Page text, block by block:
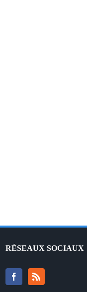
RÉSEAUX SOCIAUX